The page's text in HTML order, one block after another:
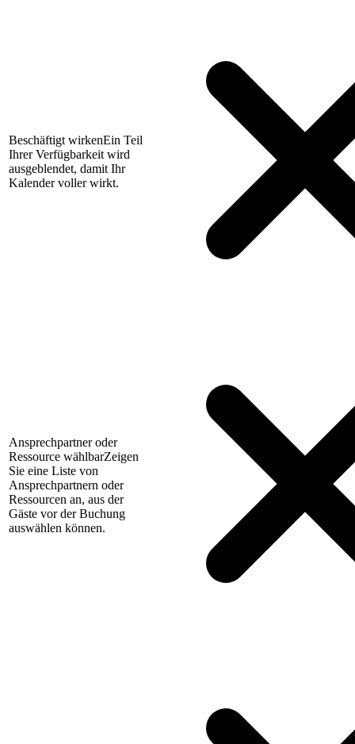
Beschäftigt wirkenEin Teil
Ihrer Verfügbarkeit wird
ausgeblendet, damit Ihr
Kalender voller wirkt.
Ansprechpartner oder
Ressource wählbarZeigen
Sie eine Liste von
Ansprechpartnern oder
Ressourcen an, aus der
Gäste vor der Buchung
auswählen können.